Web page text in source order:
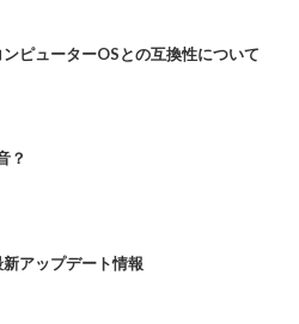
ピューターOSとの互換性について
？
アップデート情報